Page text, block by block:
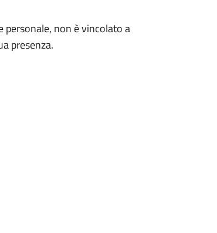
non è vincolato a
presenza.